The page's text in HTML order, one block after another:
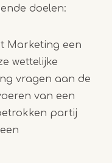
doelen:
Marketing een
wettelijke
vragen aan de
van een
partij